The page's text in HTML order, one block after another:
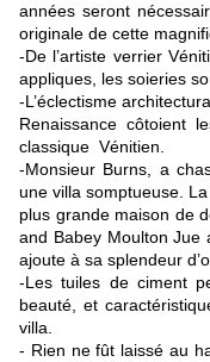
années seront
originale de cette
-De l’artiste verrier
appliques, les soieries
-L’éclectisme
Renaissance côtoient
classique Vénitien.
-Monsieur Burns, a
une villa somptueuse.
plus grande maison de
and Babey Moulton Jue
ajoute à sa splendeur
-Les tuiles de ciment
beauté, et
villa.
- Rien ne fût laissé au